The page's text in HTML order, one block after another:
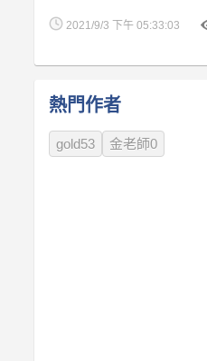
2021/9/3 下午 05:33:03
熱門作者
gold53 金老師0